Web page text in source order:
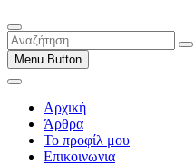
Αναζήτηση
…Menu Button
Αρχική
Άρθρα
Το προφίλ μου
Επικοινωνια